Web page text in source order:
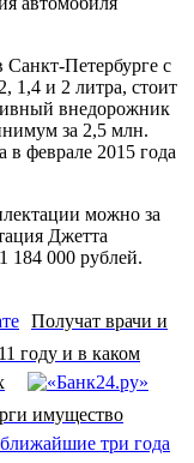
Петербурге с
1,4 и 2 литра, стоит
внедорожник
за 2,5 млн.
в феврале 2015 года
можно за
Джетта
184 000 рублей.
Получат врачи и
году и в каком
имущество